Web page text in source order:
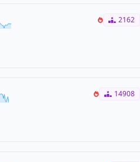
2162
14908